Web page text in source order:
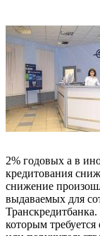
2% годовых а в
кредитования
снижение
выдаваемых для
которым